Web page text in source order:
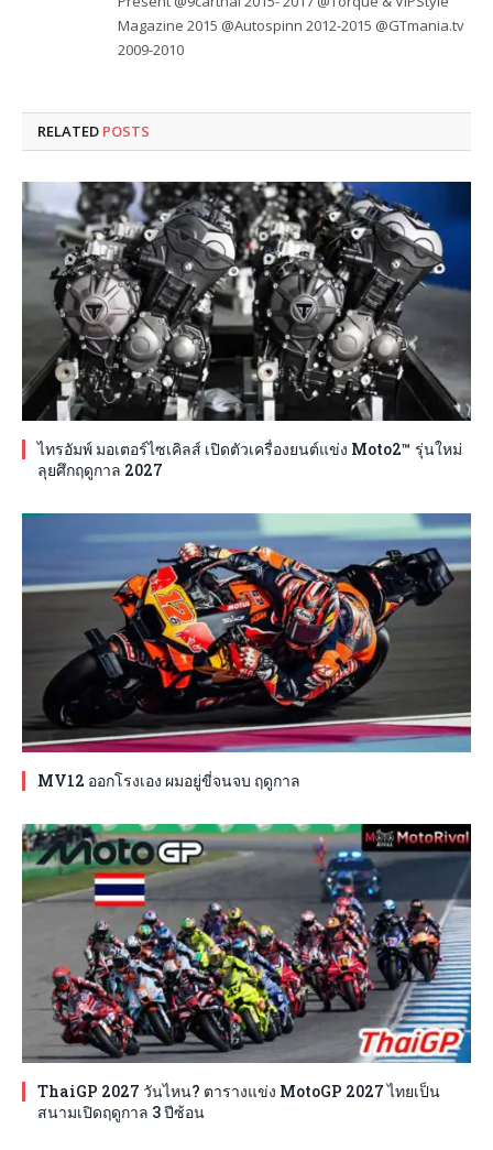
Magazine 2015 @Autospinn 2012-2015 @GTmania.tv
2009-2010
RELATED POSTS
ไทรอัมพ์ มอเตอร์ไซเคิลส์ เปิดตัวเครื่องยนต์แข่ง Moto2™ รุ่นใหม่
ลุยศึกฤดูกาล 2027
MV12 ออกโรงเอง ผมอยู่ขี่จนจบ ฤดูกาล
ThaiGP 2027 วันไหน? ตารางแข่ง MotoGP 2027 ไทยเป็น
สนามเปิดฤดูกาล 3 ปีซ้อน